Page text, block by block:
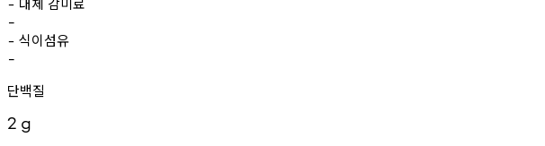
-
-
- 식이섬유
-
단백질
2 g